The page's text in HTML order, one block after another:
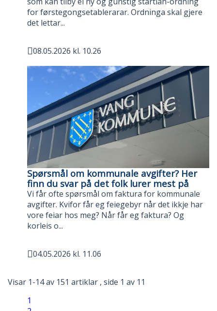
for førstegongsetablerarar. Ordninga skal gjere
det lettar...
Publisert
08.05.2026 kl. 10.26
Spørsmål om kommunale avgifter? Her
finn du svar på det folk lurer mest på
Vi får ofte spørsmål om faktura for kommunale
avgifter. Kvifor får eg feiegebyr når det ikkje har
vore feiar hos meg? Når får eg faktura? Og
korleis o...
Publisert
04.05.2026 kl. 11.06
Visar 1-14av 151 artiklar , side 1 av 11
1